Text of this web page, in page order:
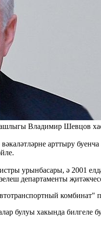
Владимир Шевцов
арттыру
урынбасары, ә 2001
департаменты
комбинат"
булуы хакында билгеле